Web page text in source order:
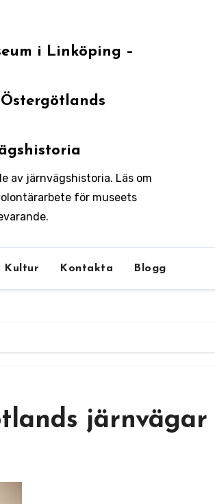
i Linköping –
av järnvägshistoria. Läs om
för museets
Kultur Kontakta Blogg
järnvägar